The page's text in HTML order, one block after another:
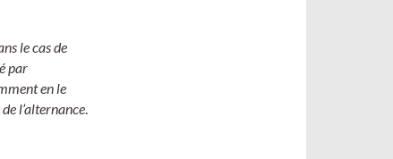
le cas de
par
en le
l’alternance.